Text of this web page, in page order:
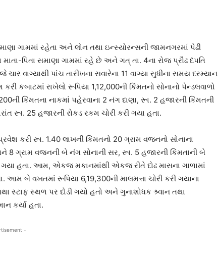
ગામમાં રહેતા અને લોન તથા ઇન્સ્યોરન્સની જામનગરમાં પેઢી
પિતા સમાણા ગામમાં રહે છે અને ગત્ તા. 4ના રોજ પ્રૌઢ દંપતિ
વાગ્યાથી પાંચ તારીખના સવારેના 11 વાગ્યા સુધીના સમય દરમ્યાન
રાખેલો રૂપિયા 1,12,000ની કિંમતનો સોનાનો પેન્ડલવાળો
કિંમતના નાકમાં પહેરવાના 2 નંગ દાણા, રૂા. 2 હજારની કિંમતની
રૂા. 25 હજારની રોકડ રકમ ચોરી કરી ગયા હતા.
કરી રૂા. 1.40 લાખની કિંમતનો 20 ગ્રામ વજનનો સોનાના
8 ગ્રામ વજનની બે નંગ સોનાની સર, રૂા. 5 હજારની કિંમતાની બે
ગયા હતા. આમ, એકજ મકાનમાંથી એકજ રીતે દોઢ માસના ગાળામાં
આમ બે વખતમાં રૂપિયા 6,19,300ની માલમત્તા ચોરી કરી ગયાના
સ્થળ પર દોડી ગયો હતો અને ગુનાશોધક શ્ર્વાન તથા
કર્યા હતા.
-